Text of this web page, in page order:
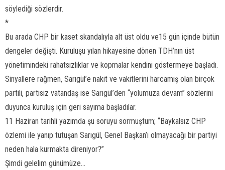
söylediği sözlerdir.
*
Bu arada CHP bir kaset skandalıyla alt üst oldu ve15 gün içinde bütün
dengeler değişti. Kuruluşu yılan hikayesine dönen TDH’nın üst
yönetimindeki rahatsızlıklar ve kopmalar kendini göstermeye başladı.
Sinyallere rağmen, Sarıgül’e nakit ve vakitlerini harcamış olan birçok
partili, partisiz vatandaş ise Sarıgül’den “yolumuza devam” sözlerini
duyunca kuruluş için geri sayıma başladılar.
11 Haziran tarihli yazımda şu soruyu sormuştum; “Baykalsız CHP
özlemi ile yanıp tutuşan Sarıgül, Genel Başkan’ı olmayacağı bir partiyi
neden hala kurmakta direniyor?”
Şimdi gelelim günümüze...